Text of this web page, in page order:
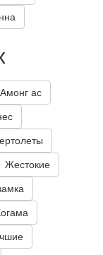
Амонг ас
Жестокие